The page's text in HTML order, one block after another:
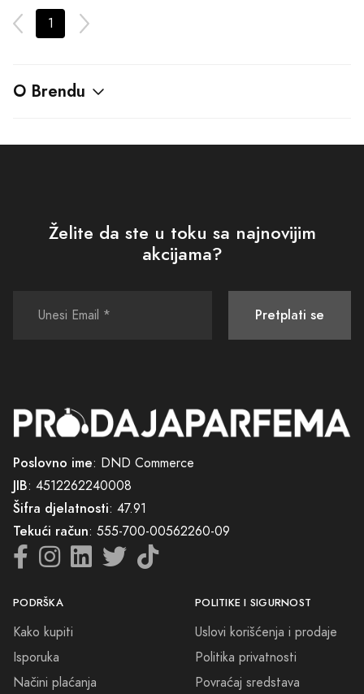
1
O Brendu
Želite da ste u toku sa najnovijim
akcijama?
Pretplati se
Poslovno ime: DND Commerce
JIB: 4512262240008
Šifra djelatnosti: 47.91
Tekući račun: 555-700-00562260-09
PODRŠKA
Kako kupiti
Isporuka
Načini plaćanja
POLITIKE I SIGURNOST
Uslovi korišćenja i prodaje
Politika privatnosti
Povraćaj sredstava